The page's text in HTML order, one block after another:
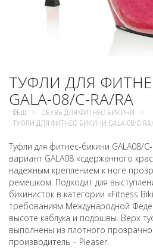
ТУФЛИ ДЛЯ
GALA-08/C-RA/RA
ФБШ > ОБУВЬ ДЛЯ ФИТНЕС БИКИНИ >
ТУФЛИ ДЛЯ ФИТНЕС БИКИНИ GALA-08/C-RA/
Туфли для фитнес-бикини GALA08/C-
вариант GALA08 «сдержанного
надежным креплением к ноге
ремешком. Подходит для
бикинисток в категории «Fitness
требованиям Международной
высоте каблука и подошвы. Верх
выполнены из плотного
производитель – Pleaser.